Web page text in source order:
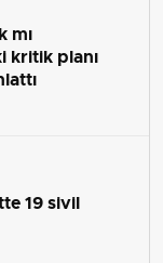
mı
kritik planı
19 sivil